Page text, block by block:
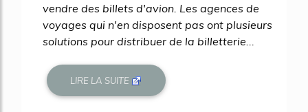
vendre des billets d'avion. Les agences de
voyages qui n'en disposent pas ont plusieurs
solutions pour distribuer de la billetterie...
LIRE LA SUITE